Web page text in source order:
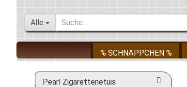
Alle
% SCHNÄPPCHEN %
Pearl Zigarettenetuis